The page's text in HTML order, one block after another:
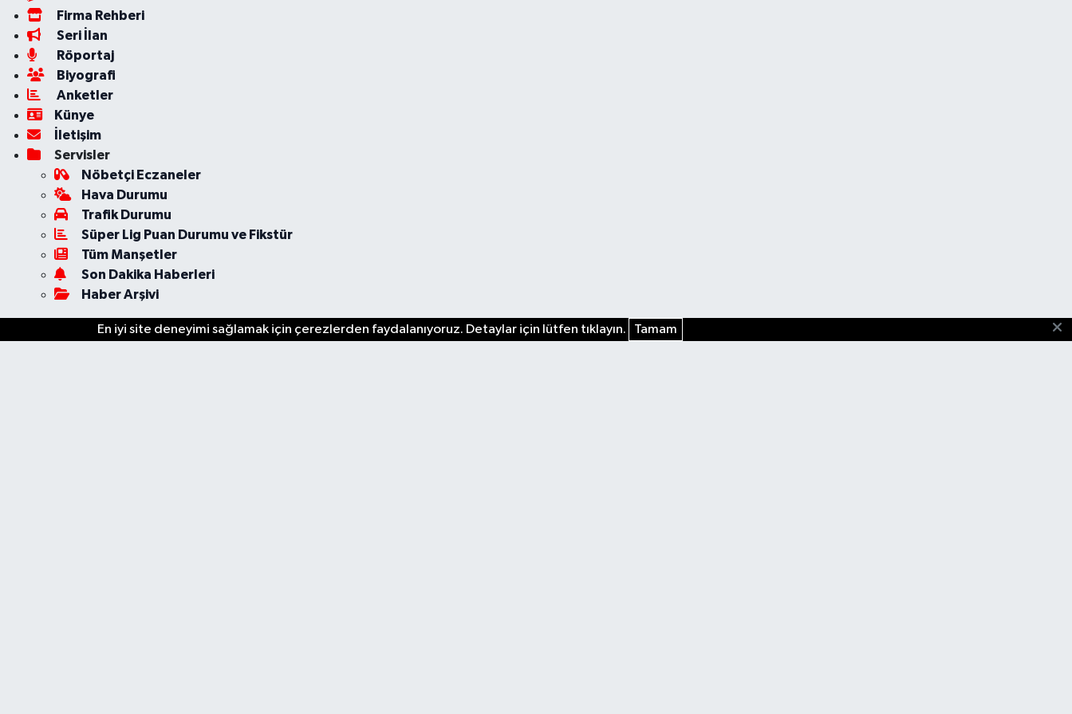
Firma Rehberi
Seri İlan
Röportaj
Biyografi
Anketler
Künye
İletişim
Servisler
Nöbetçi Eczaneler
Hava Durumu
Trafik Durumu
Süper Lig Puan Durumu ve Fikstür
Tüm Manşetler
Son Dakika Haberleri
Haber Arşivi
En iyi site deneyimi sağlamak için çerezlerden faydalanıyoruz. Detaylar için lütfen tıklayın. Tamam